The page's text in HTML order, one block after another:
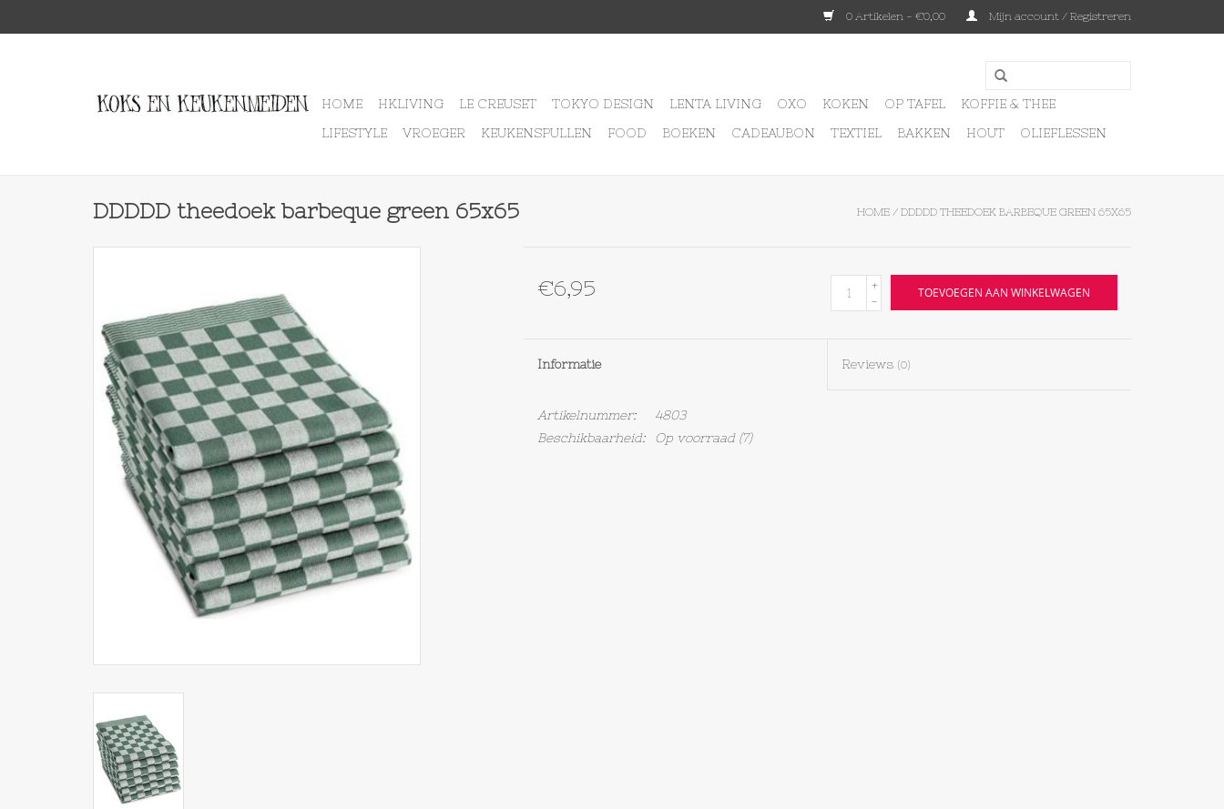
0 Artikelen - €0,00 Mijn account / Registreren
HOME HKLIVING LE CREUSET TOKYO DESIGN LENTA LIVING OXO KOKEN OP TAFEL
KOFFIE & THEE
LIFESTYLE
VROEGER KEUKENSPULLEN FOOD BOEKEN CADEAUBON TEXTIEL BAKKEN HOUT OLIEFLESSEN
DDDDD theedoek barbeque green 65x65 HOME / DDDDD THEEDOEK BARBEQUE GREEN 65X65
€6,95
+
-
TOEVOEGEN AAN WINKELWAGEN
Informatie Reviews (0)
Artikelnummer:
4803
Beschikbaarheid:
Op voorraad(7)